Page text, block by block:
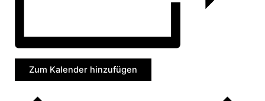
Zum Kalender hinzufügen